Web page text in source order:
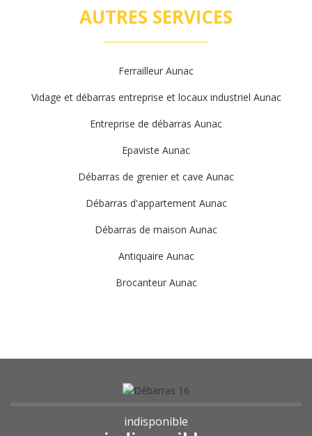
AUTRES SERVICES
Ferrailleur Aunac
Vidage et débarras entreprise et locaux industriel Aunac
Entreprise de débarras Aunac
Epaviste Aunac
Débarras de grenier et cave Aunac
Débarras d'appartement Aunac
Débarras de maison Aunac
Antiquaire Aunac
Brocanteur Aunac
indisponible